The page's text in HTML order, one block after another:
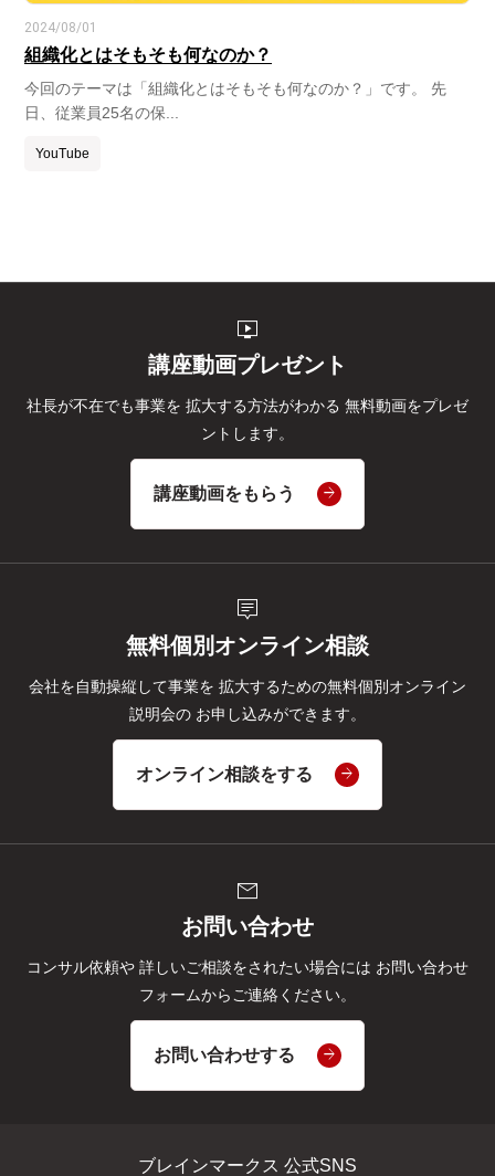
2024/08/01
組織化とはそもそも何なのか？
今回のテーマは「組織化とはそもそも何なのか？」です。 先
日、従業員25名の保...
YouTube
live_tv
講座動画プレゼント
社長が不在でも事業を 拡大する方法がわかる 無料動画をプレゼ
ントします。
講座動画をもらう
tooltip_2
無料個別オンライン相談
会社を自動操縦して事業を 拡大するための無料個別オンライン
説明会の お申し込みができます。
オンライン相談をする
mail
お問い合わせ
コンサル依頼や 詳しいご相談をされたい場合には お問い合わせ
フォームからご連絡ください。
お問い合わせする
ブレインマークス 公式SNS